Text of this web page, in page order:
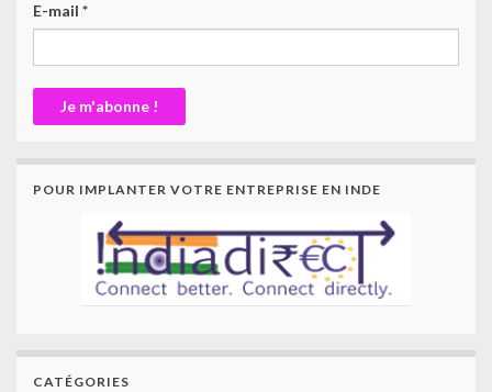
E-mail *
POUR IMPLANTER VOTRE ENTREPRISE EN INDE
CATÉGORIES